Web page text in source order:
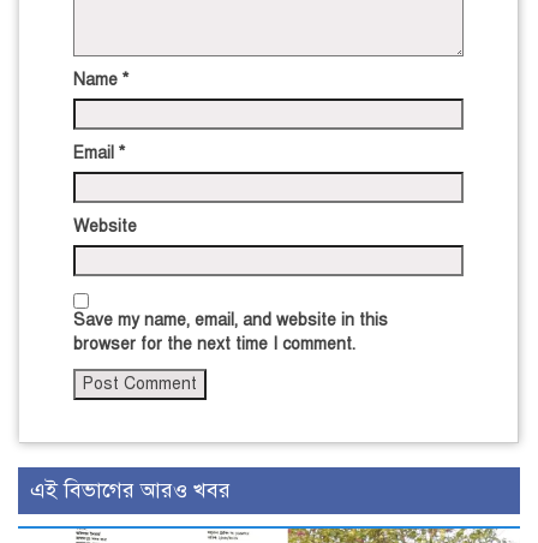
Name *
Email *
Website
Save my name, email, and website in this
browser for the next time I comment.
এই বিভাগের আরও খবর